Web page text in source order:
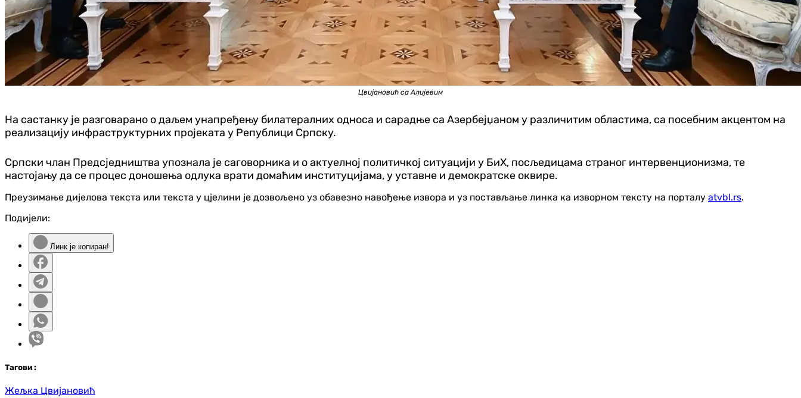
Цвијановић са Алијевим
На састанку је разговарано о даљем унапређењу билатералних односа и сарадње са Азербејџаном у различитим областима, са посебним акцентом на
реализацију инфраструктурних пројеката у Републици Српску.
Српски члан Предсједништва упознала је саговорника и о актуелној политичкој ситуацији у БиХ, посљедицама страног интервенционизма, те
настојању да се процес доношења одлука врати домаћим институцијама, у уставне и демократске оквире.
Преузимање дијелова текста или текста у цјелини је дозвољено уз обавезно навођење извора и уз постављање линка ка изворном тексту на порталу atvbl.rs.
Подијели:
Линк је копиран!
Тагови :
Жељка Цвијановић